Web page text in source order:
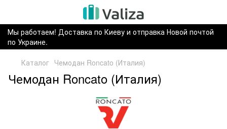
Мы работаем! Доставка по Киеву и отправка Новой почтой
по Украине.
Каталог Чемодан Roncato (Италия)
Чемодан Roncato (Италия)